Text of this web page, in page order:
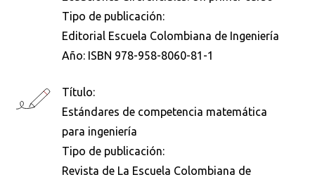
Tipo de publicación:
Editorial Escuela Colombiana de Ingeniería
Año: ISBN 978-958-8060-81-1
Título:
Estándares de competencia matemática
para ingeniería
Tipo de publicación:
Revista de La Escuela Colombiana de
Busca en la escuela
¿Qué buscas?